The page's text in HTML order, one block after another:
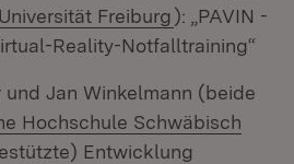
Freiburg(Öffnet in
): „PAVIN -
Reality-Notfalltraining“
und Jan Winkelmann (beide
Hochschule Schwäbisch
neuem Fenster)
Entwicklung